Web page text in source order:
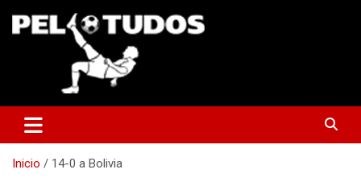
Inicio 14-0 a Bolivia